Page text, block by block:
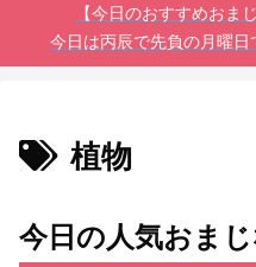
【今日のおすすめおま
今日は丙辰で先負の月曜日
植物
今日の人気おま